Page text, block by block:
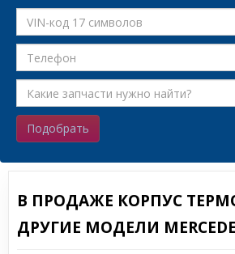
Подобрать
В ПРОДАЖЕ КОРПУС
ДРУГИЕ МОДЕЛИ